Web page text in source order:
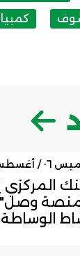
/ أغسطس / ٢٠٢٦
وصل"
الوساطة